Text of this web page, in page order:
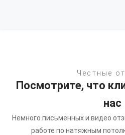
Честные
Посмотрите, что
нас
Немного письменных и видео
работе по натяжным